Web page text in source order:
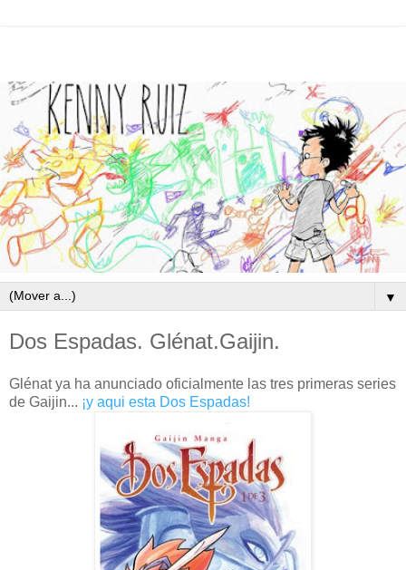
▼
Dos Espadas. Glénat.Gaijin.
Glénat ya ha anunciado oficialmente las tres primeras series
de Gaijin... ¡y aqui esta Dos Espadas!